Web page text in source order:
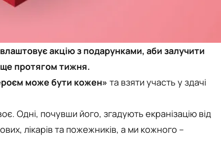
акцію з подарунками, аби залучити
ще протягом тижня.
може бути кожен» та взяти участь у здачі
Одні, почувши його, згадують екранізацію від
лікарів та пожежників, а ми кожного –